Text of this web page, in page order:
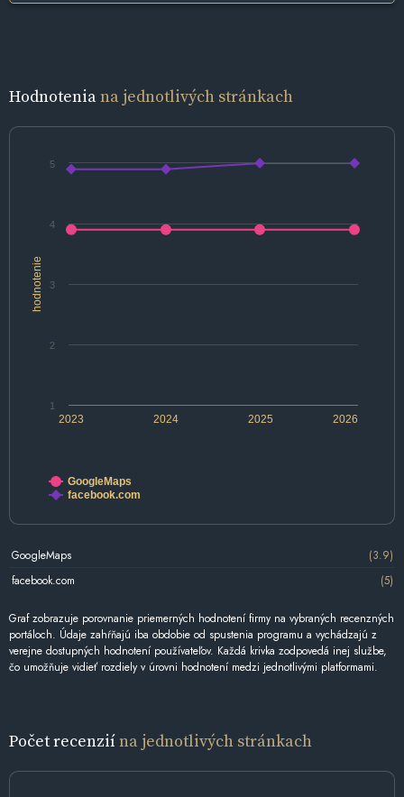
Hodnoteniana jednotlivých stránkach
hodnotenie
2024 2026
2023 2025
1
2
3
4
5
GoogleMaps
facebook.com
GoogleMaps
(3.9)
facebook.com
(5)
Graf zobrazuje porovnanie priemerných hodnotení firmy na vybraných recenzných
portáloch. Údaje zahŕňajú iba obdobie od spustenia programu a vychádzajú z
verejne dostupných hodnotení používateľov. Každá krivka zodpovedá inej službe,
čo umožňuje vidieť rozdiely v úrovni hodnotení medzi jednotlivými platformami.
Počet recenziína jednotlivých stránkach